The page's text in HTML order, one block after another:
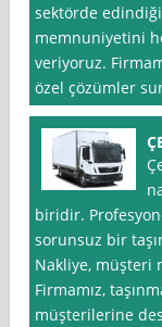
sektörde
memnuniyetini
veriyoruz.
özel çözümler
biridir.
sorunsuz bir
Nakliye, müşteri
Firmamız,
müşterilerine